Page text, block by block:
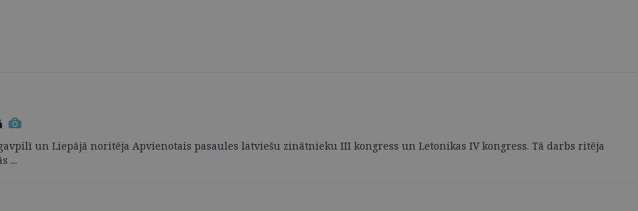
un Liepājā noritēja Apvienotais pasaules latviešu zinātnieku III kongress un Letonikas IV kongress. Tā darbs ritēja
...